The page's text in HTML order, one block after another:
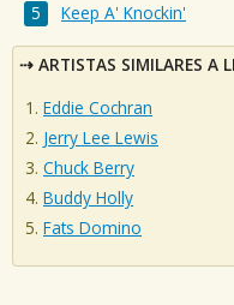
Keep A' Knockin'
ARTISTAS SIMILARES A
Eddie Cochran
Jerry Lee Lewis
Chuck Berry
Buddy Holly
Fats Domino